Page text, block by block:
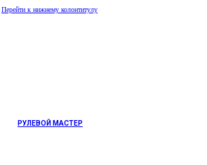
Перейти к нижнему колонтитулу
РУЛЕВОЙ МАСТЕР